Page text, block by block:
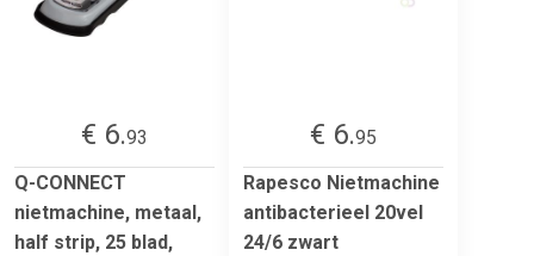
€ 6.93
Q-CONNECT
nietmachine, metaal,
half strip, 25 blad,
€ 6.95
Rapesco Nietmachine
antibacterieel 20vel
24/6 zwart